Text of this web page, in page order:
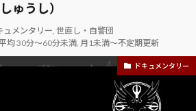
ゅうし）
ュメンタリー, 世直し・自警団
均 30分～60分未満, 月1未満～不定期更新
ドキュメンタリー